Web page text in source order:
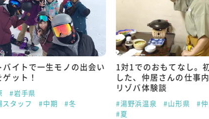
バイトで一生モノの出会い
ット！
#岩手県
タッフ
#中期 #冬
1対1でのおもてなし。
した、仲居さんの仕事
リゾバ体験談
#湯野浜温泉 #山形県 #
#夏